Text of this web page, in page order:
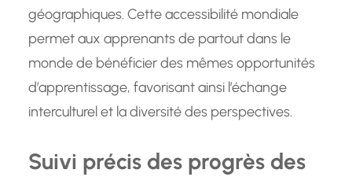
géographiques. Cette accessibilité mondiale
permet aux apprenants de partout dans le
monde de bénéficier des mêmes opportunités
d’apprentissage, favorisant ainsi l’échange
interculturel et la diversité des perspectives.
Suivi précis des progrès des